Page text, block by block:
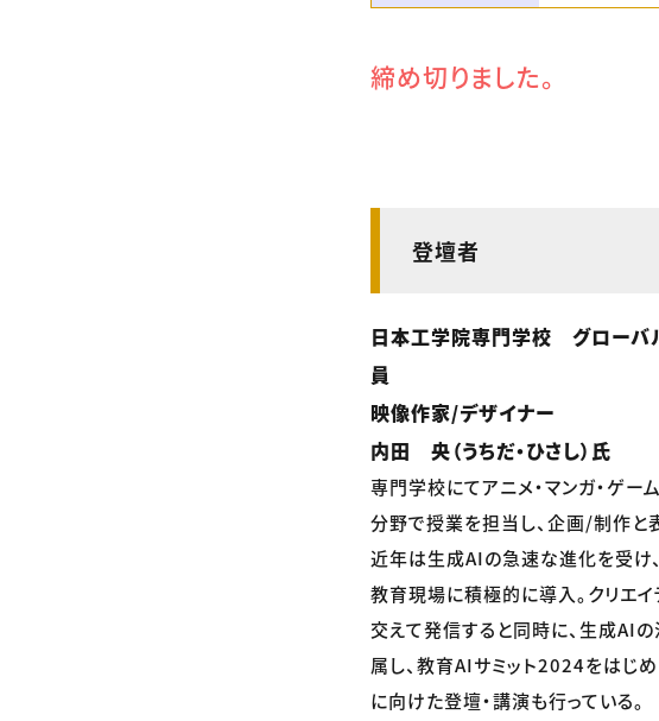
締め切りました。
登壇者
日本工学院専門学校 グローバ
員
映像作家/デザイナー
内田 央（うちだ・ひさし）氏
専門学校にてアニメ・マンガ・ゲ
分野で授業を担当し、企画/制作と
近年は生成AIの急速な進化を受け
教育現場に積極的に導入。クリエ
交えて発信すると同時に、生成AI
属し、教育AIサミット2024をはじ
に向けた登壇・講演も行っている。